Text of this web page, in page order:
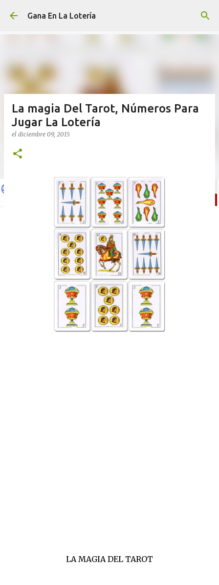
Ir al contenido principal
Gana En La Lotería
La magia Del Tarot, Números Para
Jugar La Lotería
el diciembre 09, 2015
LA MAGIA DEL TAROT